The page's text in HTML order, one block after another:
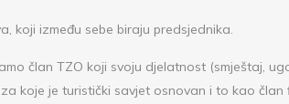
koji između sebe biraju predsjednika.
član TZO koji svoju djelatnost (smještaj,
koje je turistički savjet osnovan i to kao član